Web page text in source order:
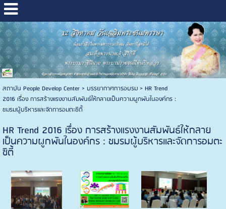
สถาบัน People Develop Center> บรรยากาศการอบรม> HR Trend
2016 เรื่อง การสร้างแรงงานสัมพันธ์ให้กลายเป็นความผูกพันในองค์กร :
ชมรมผู้บริหารและจัดการอมตะซิตี้
HR Trend 2016 เรื่อง การสร้างแรงงานสัมพันธ์ให้กลาย
เป็นความผูกพันในองค์กร : ชมรมผู้บริหารและจัดการอมตะ
ซิตี้